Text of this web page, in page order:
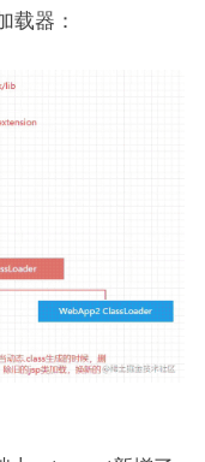
载器：